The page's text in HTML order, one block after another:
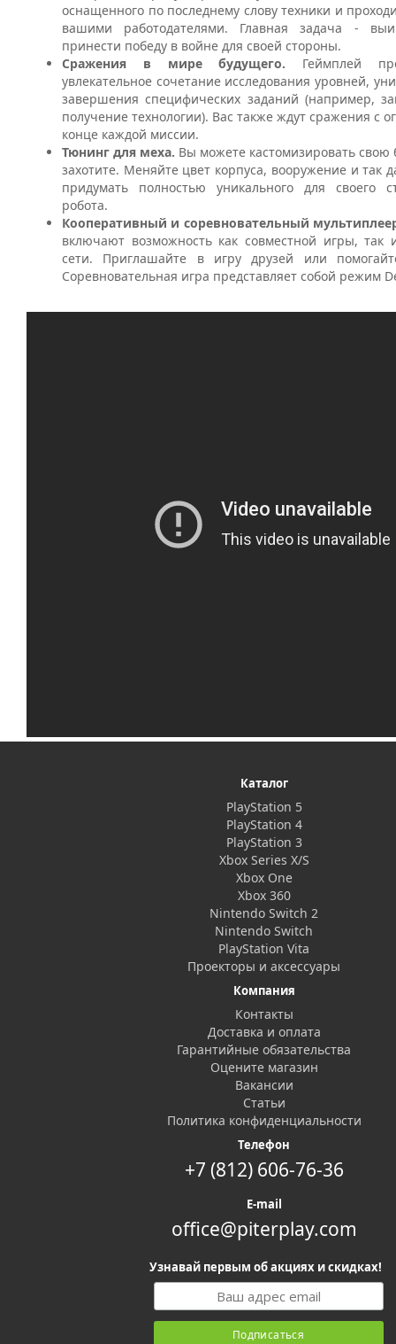
оснащенного по последнему слову техники и
вашими работодателями. Главная задача -
принести победу в войне для своей стороны.
Сражения в мире будущего. Геймплей
увлекательное сочетание исследования уровней,
завершения специфических заданий (например,
получение технологии). Вас также ждут сражения с
конце каждой миссии.
Тюнинг для меха. Вы можете кастомизировать
захотите. Меняйте цвет корпуса, вооружение и так
придумать полностью уникального для своего
робота.
Кооперативный и соревновательный
включают возможность как совместной игры, так
сети. Приглашайте в игру друзей или
Соревновательная игра представляет собой режим
Каталог
PlayStation 5
PlayStation 4
PlayStation 3
Xbox Series X/S
Xbox One
Xbox 360
Nintendo Switch 2
Nintendo Switch
PlayStation Vita
Проекторы и аксессуары
Компания
Контакты
Доставка и оплата
Гарантийные обязательства
Оцените магазин
Вакансии
Статьи
Политика конфиденциальности
Телефон
+7 (812) 606-76-36
E-mail
office@piterplay.com
Узнавай первым об акциях и скидках!